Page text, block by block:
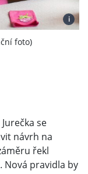
i
foto)
se
návrh na
řekl
Nová pravidla by